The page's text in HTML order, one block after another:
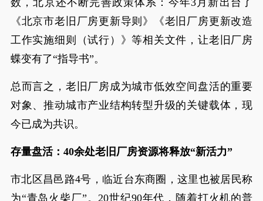
数，北京还不断完善政策体系：今年3月新出台了
《北京市老旧厂房更新导则》《老旧厂房更新改造
工作实施细则（试行）》等相关文件，让老旧厂房
蝶变有了“指导书”。
总而言之，老旧厂房成为城市低效空间盘活的重要
对象、推动城市产业结构转型升级的关键载体，现
今已成为共识。
存量盘活：40余处老旧厂房资源将释放“新活力”
市北区昌邑路4号，临近台东商圈，这里也被居民称
为“青岛火柴厂”。20世纪90年代，随着打火机的普